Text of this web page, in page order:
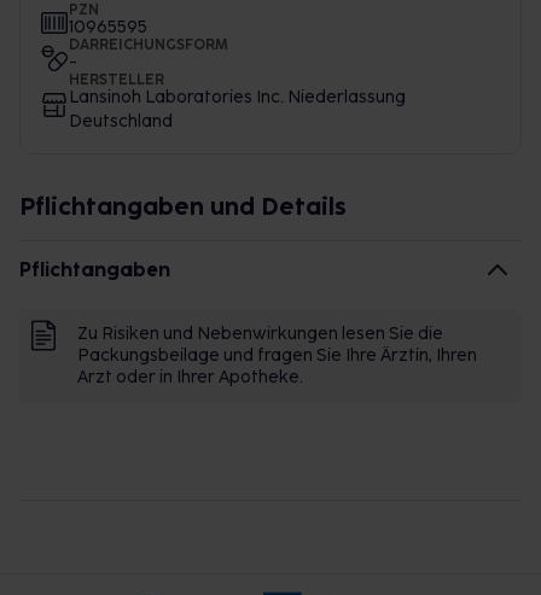
PZN
10965595
DARREICHUNGSFORM
-
HERSTELLER
Lansinoh Laboratories Inc. Niederlassung
Deutschland
Pflichtangaben und Details
Pflichtangaben
Zu Risiken und Nebenwirkungen lesen Sie die
Packungsbeilage und fragen Sie Ihre Ärztin, Ihren
Arzt oder in Ihrer Apotheke.